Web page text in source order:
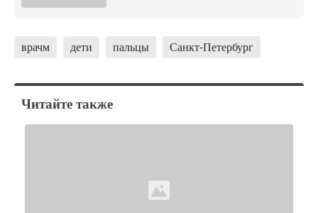
врачм дети пальцы Санкт-Петербург
Читайте также